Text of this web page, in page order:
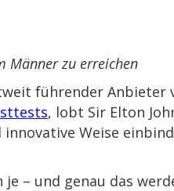
Männer zu erreichen
führender Anbieter
, lobt Sir Elton
Weise
– und genau das